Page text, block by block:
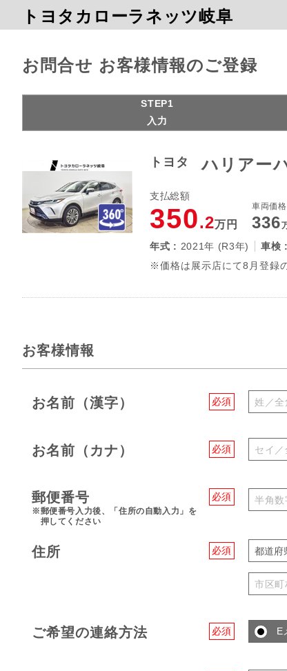
トヨタカローラネッツ岐阜
お問合せ お客様情報のご登録
STEP1
入力
トヨタ ハリアー
支払総額
350.2万円
車両価格
336
年式 : 2021年 (R3年) 車検 :
※価格は展示店にて8月登
お客様情報
必須
お名前（漢字）
必須
お名前（カナ）
必須
郵便番号
※郵便番号入力後、「住所の自動入力」を
押してください
必須
住所 都道府
必須
ご希望の連絡方法 E